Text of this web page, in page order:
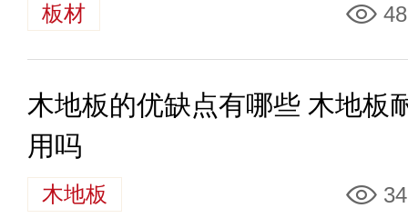
板材
木地板的优缺点有哪些 木地板
用吗
木地板